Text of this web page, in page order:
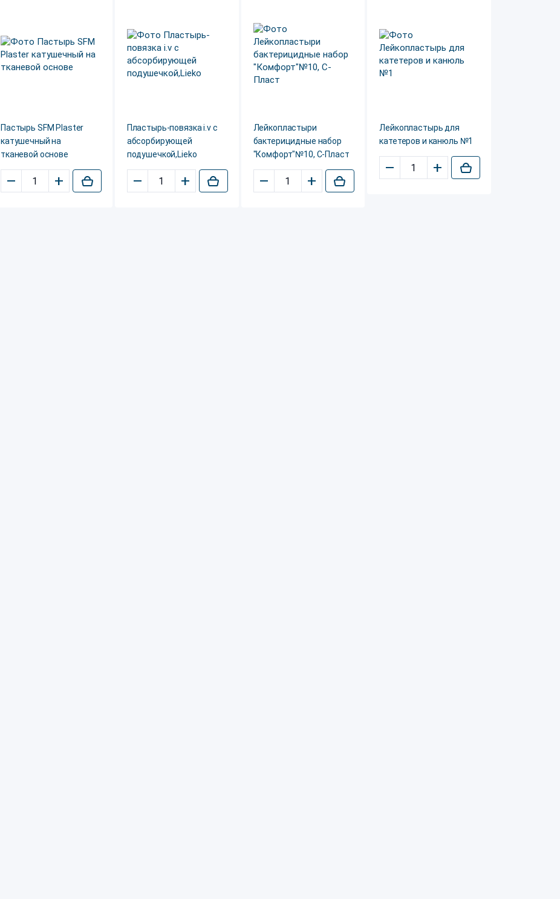
Пастырь SFM Plaster
катушечный на
тканевой основе
– +
Пластырь-повязка i.v с
абсорбирующей
подушечкой,Lieko
– +
Лейкопластыри
бактерицидные набор
"Комфорт"№10, С-Пласт
– +
Лейкопластырь для
катетеров и канюль №1
– +